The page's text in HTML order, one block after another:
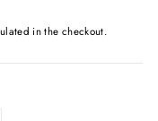
in the checkout.